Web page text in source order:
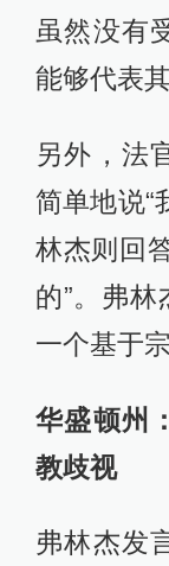
虽然没有
能够代表
另外，法
简单地说“
林杰则回
的”。弗
一个基于
华盛顿州
教歧视
弗林杰发